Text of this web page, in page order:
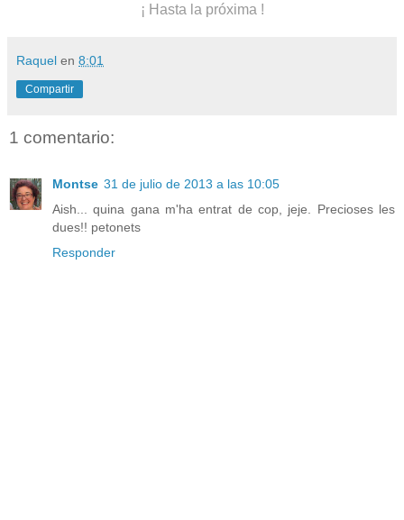
¡ Hasta la próxima !
Raquel en 8:01
Compartir
1 comentario:
Montse 31 de julio de 2013 a las 10:05
Aish... quina gana m'ha entrat de cop, jeje. Precioses les
dues!! petonets
Responder